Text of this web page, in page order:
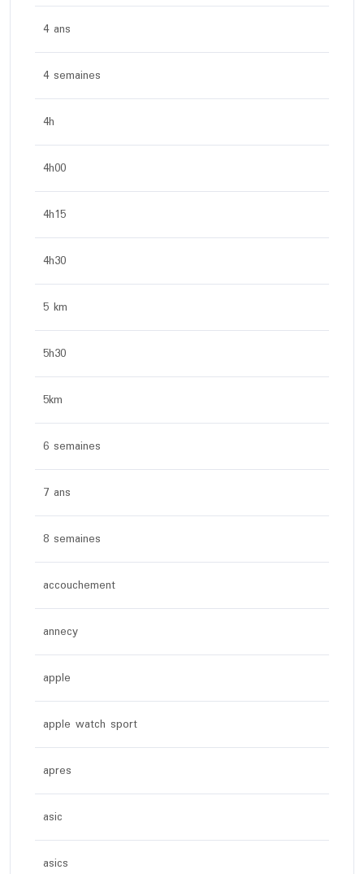
4 ans
4 semaines
4h
4h00
4h15
4h30
5 km
5h30
5km
6 semaines
7 ans
8 semaines
accouchement
annecy
apple
apple watch sport
apres
asic
asics